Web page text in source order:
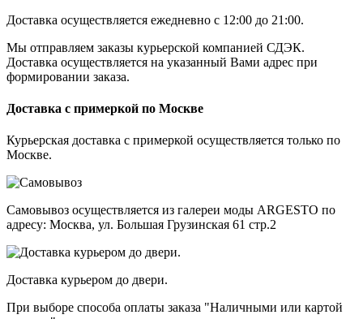
Доставка осуществляется ежедневно с 12:00 до 21:00.
Мы отправляем заказы курьерской компанией СДЭК.
Доставка осуществляется на указанный Вами адрес при
формировании заказа.
Доставка с примеркой по Москве
Курьерская доставка с примеркой осуществляется только по
Москве.
Самовывоз осуществляется из галереи моды ARGESTO по
адресу: Москва, ул. Большая Грузинская 61 стр.2
Доставка курьером до двери.
При выборе способа оплаты заказа "Наличными или картой